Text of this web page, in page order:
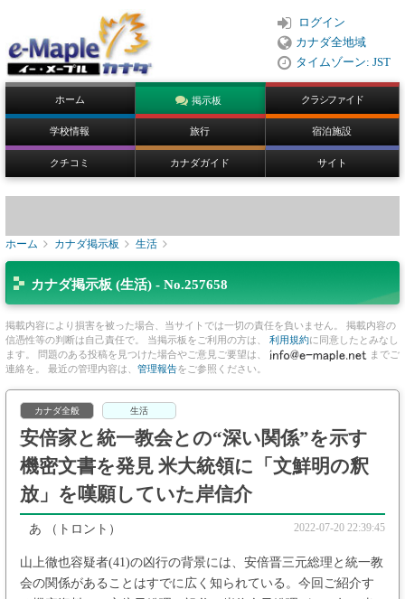
ログイン
カナダ全地域
タイムゾーン: JST
ホーム 掲示板 クラシファイド
学校情報 旅行 宿泊施設
クチコミ カナダガイド サイト
ホーム カナダ掲示板 生活
カナダ掲示板 (生活) - No.257658
掲載内容により損害を被った場合、当サイトでは一切の責任を負いません。 掲載内容の
信憑性等の判断は自己責任で。 当掲示板をご利用の方は、 利用規約に同意したとみなし
ます。 問題のある投稿を見つけた場合やご意見ご要望は、
までご
連絡を。 最近の管理内容は、 管理報告をご参照ください。
カナダ全般 生活
安倍家と統一教会との“深い関係”を示す
機密文書を発見 米大統領に「文鮮明の釈
放」を嘆願していた岸信介
あ （トロント） 2022-07-20 22:39:45
山上徹也容疑者(41)の凶行の背景には、安倍晋三元総理と統一教
会の関係があることはすでに広く知られている。今回ご紹介す